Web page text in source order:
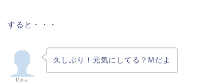
すると・・・
Mさん
久しぶり！元気にしてる？Mだよ